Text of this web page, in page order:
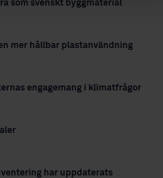
som svenskt byggmaterial
mer hållbar plastanvändning
engagemang i klimatfrågor
har uppdaterats